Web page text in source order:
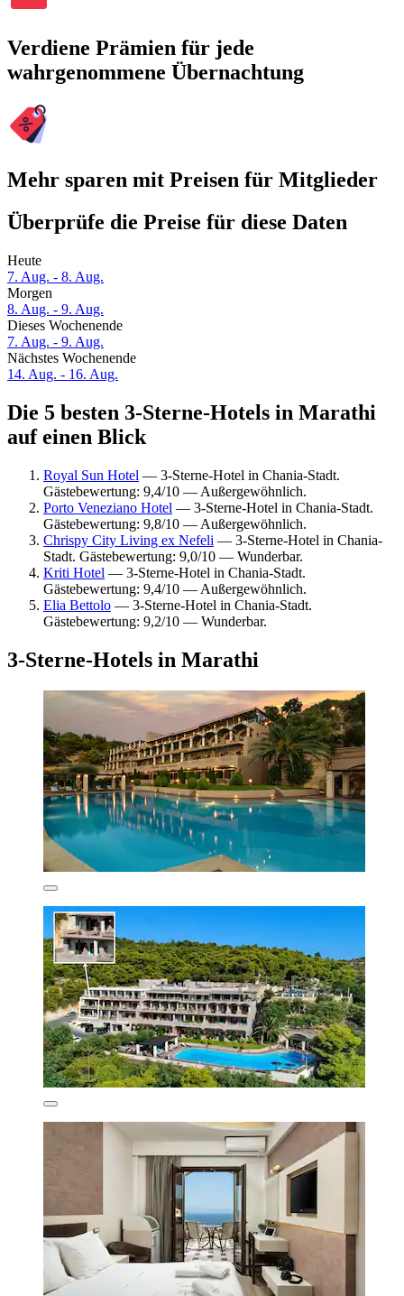
Verdiene Prämien für jede
wahrgenommene Übernachtung
Mehr sparen mit Preisen für Mitglieder
Überprüfe die Preise für diese Daten
Heute
7. Aug. - 8. Aug.
Morgen
8. Aug. - 9. Aug.
Dieses Wochenende
7. Aug. - 9. Aug.
Nächstes Wochenende
14. Aug. - 16. Aug.
Die 5 besten 3-Sterne-Hotels in Marathi
auf einen Blick
Royal Sun Hotel — 3-Sterne-Hotel in Chania-Stadt.
Gästebewertung: 9,4/10 — Außergewöhnlich.
Porto Veneziano Hotel — 3-Sterne-Hotel in Chania-Stadt.
Gästebewertung: 9,8/10 — Außergewöhnlich.
Chrispy City Living ex Nefeli — 3-Sterne-Hotel in Chania-
Stadt. Gästebewertung: 9,0/10 — Wunderbar.
Kriti Hotel — 3-Sterne-Hotel in Chania-Stadt.
Gästebewertung: 9,4/10 — Außergewöhnlich.
Elia Bettolo — 3-Sterne-Hotel in Chania-Stadt.
Gästebewertung: 9,2/10 — Wunderbar.
3-Sterne-Hotels in Marathi